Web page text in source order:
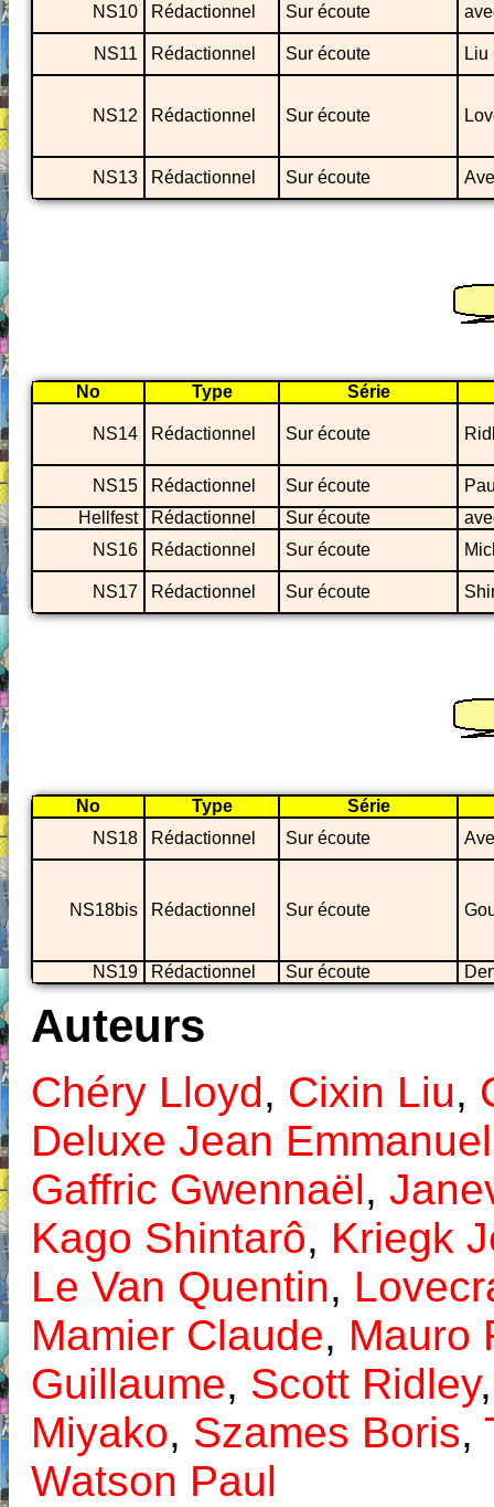
NS10
Rédactionnel Sur écoute
NS11 Rédactionnel Sur écoute Liu
NS12 Rédactionnel Sur écoute
NS13 Rédactionnel Sur écoute
No Type Série
NS14 Rédactionnel Sur écoute
NS15 Rédactionnel Sur écoute
Hellfest
Rédactionnel Sur écoute
NS16
Rédactionnel Sur écoute
NS17 Rédactionnel Sur écoute
No Type
Série
NS18
Rédactionnel Sur écoute
NS18bis Rédactionnel Sur écoute
NS19 Rédactionnel Sur écoute
Auteurs
Chéry Lloyd, Cixin Liu,
Deluxe Jean Emmanuel
Gaffric Gwennaël,
Kago Shintarô, Kriegk
Le Van Quentin,
Mamier Claude, Mauro
Guillaume, Scott Ridley
Miyako, Szames Boris,
Watson Paul